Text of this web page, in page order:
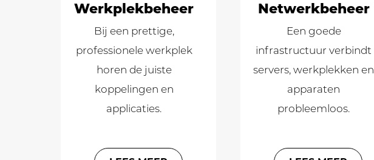
Werkplek­beheer
Bij een prettige,
professionele werkplek
horen de juiste
koppelingen en
applicaties.
Netwerk­beheer
Een goede
infrastructuur verbindt
servers, werkplekken en
apparaten
probleemloos.